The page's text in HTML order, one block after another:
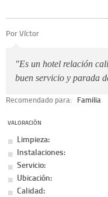
Por Víctor
"Es un hotel relación
buen servicio y parada
Recomendado para: Familia
VALORACIÓN
Limpieza:
Instalaciones:
Servicio:
Ubicación:
Calidad: